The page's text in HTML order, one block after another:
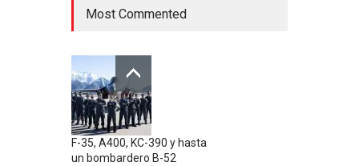
Most Commented
F-35, A400, KC-390 y hasta
un bombardero B-52